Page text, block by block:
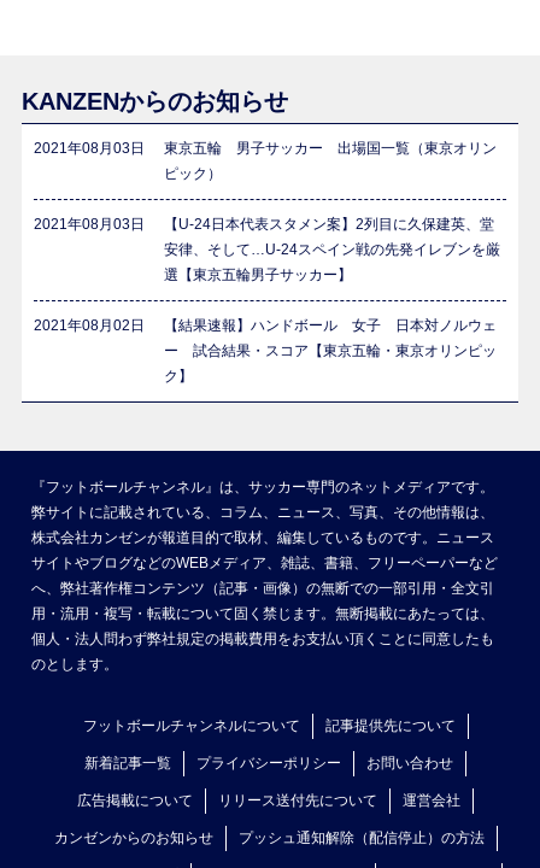
KANZENからのお知らせ
2021年08月03日
東京五輪 男子サッカー 出場国一覧（東京オリン
ピック）
2021年08月03日
【U-24日本代表スタメン案】2列目に久保建英、堂
安律、そして…U-24スペイン戦の先発イレブンを厳
選【東京五輪男子サッカー】
2021年08月02日
【結果速報】ハンドボール 女子 日本対ノルウェ
ー 試合結果・スコア【東京五輪・東京オリンピッ
ク】
『フットボールチャンネル』は、サッカー専門のネットメディアです。
弊サイトに記載されている、コラム、ニュース、写真、その他情報は、
株式会社カンゼンが報道目的で取材、編集しているものです。ニュース
サイトやブログなどのWEBメディア、雑誌、書籍、フリーペーパーなど
へ、弊社著作権コンテンツ（記事・画像）の無断での一部引用・全文引
用・流用・複写・転載について固く禁じます。無断掲載にあたっては、
個人・法人問わず弊社規定の掲載費用をお支払い頂くことに同意したも
のとします。
フットボールチャンネルについて 記事提供先について
新着記事一覧 プライバシーポリシー お問い合わせ
広告掲載について リリース送付先について 運営会社
カンゼンからのお知らせ プッシュ通知解除（配信停止）の方法